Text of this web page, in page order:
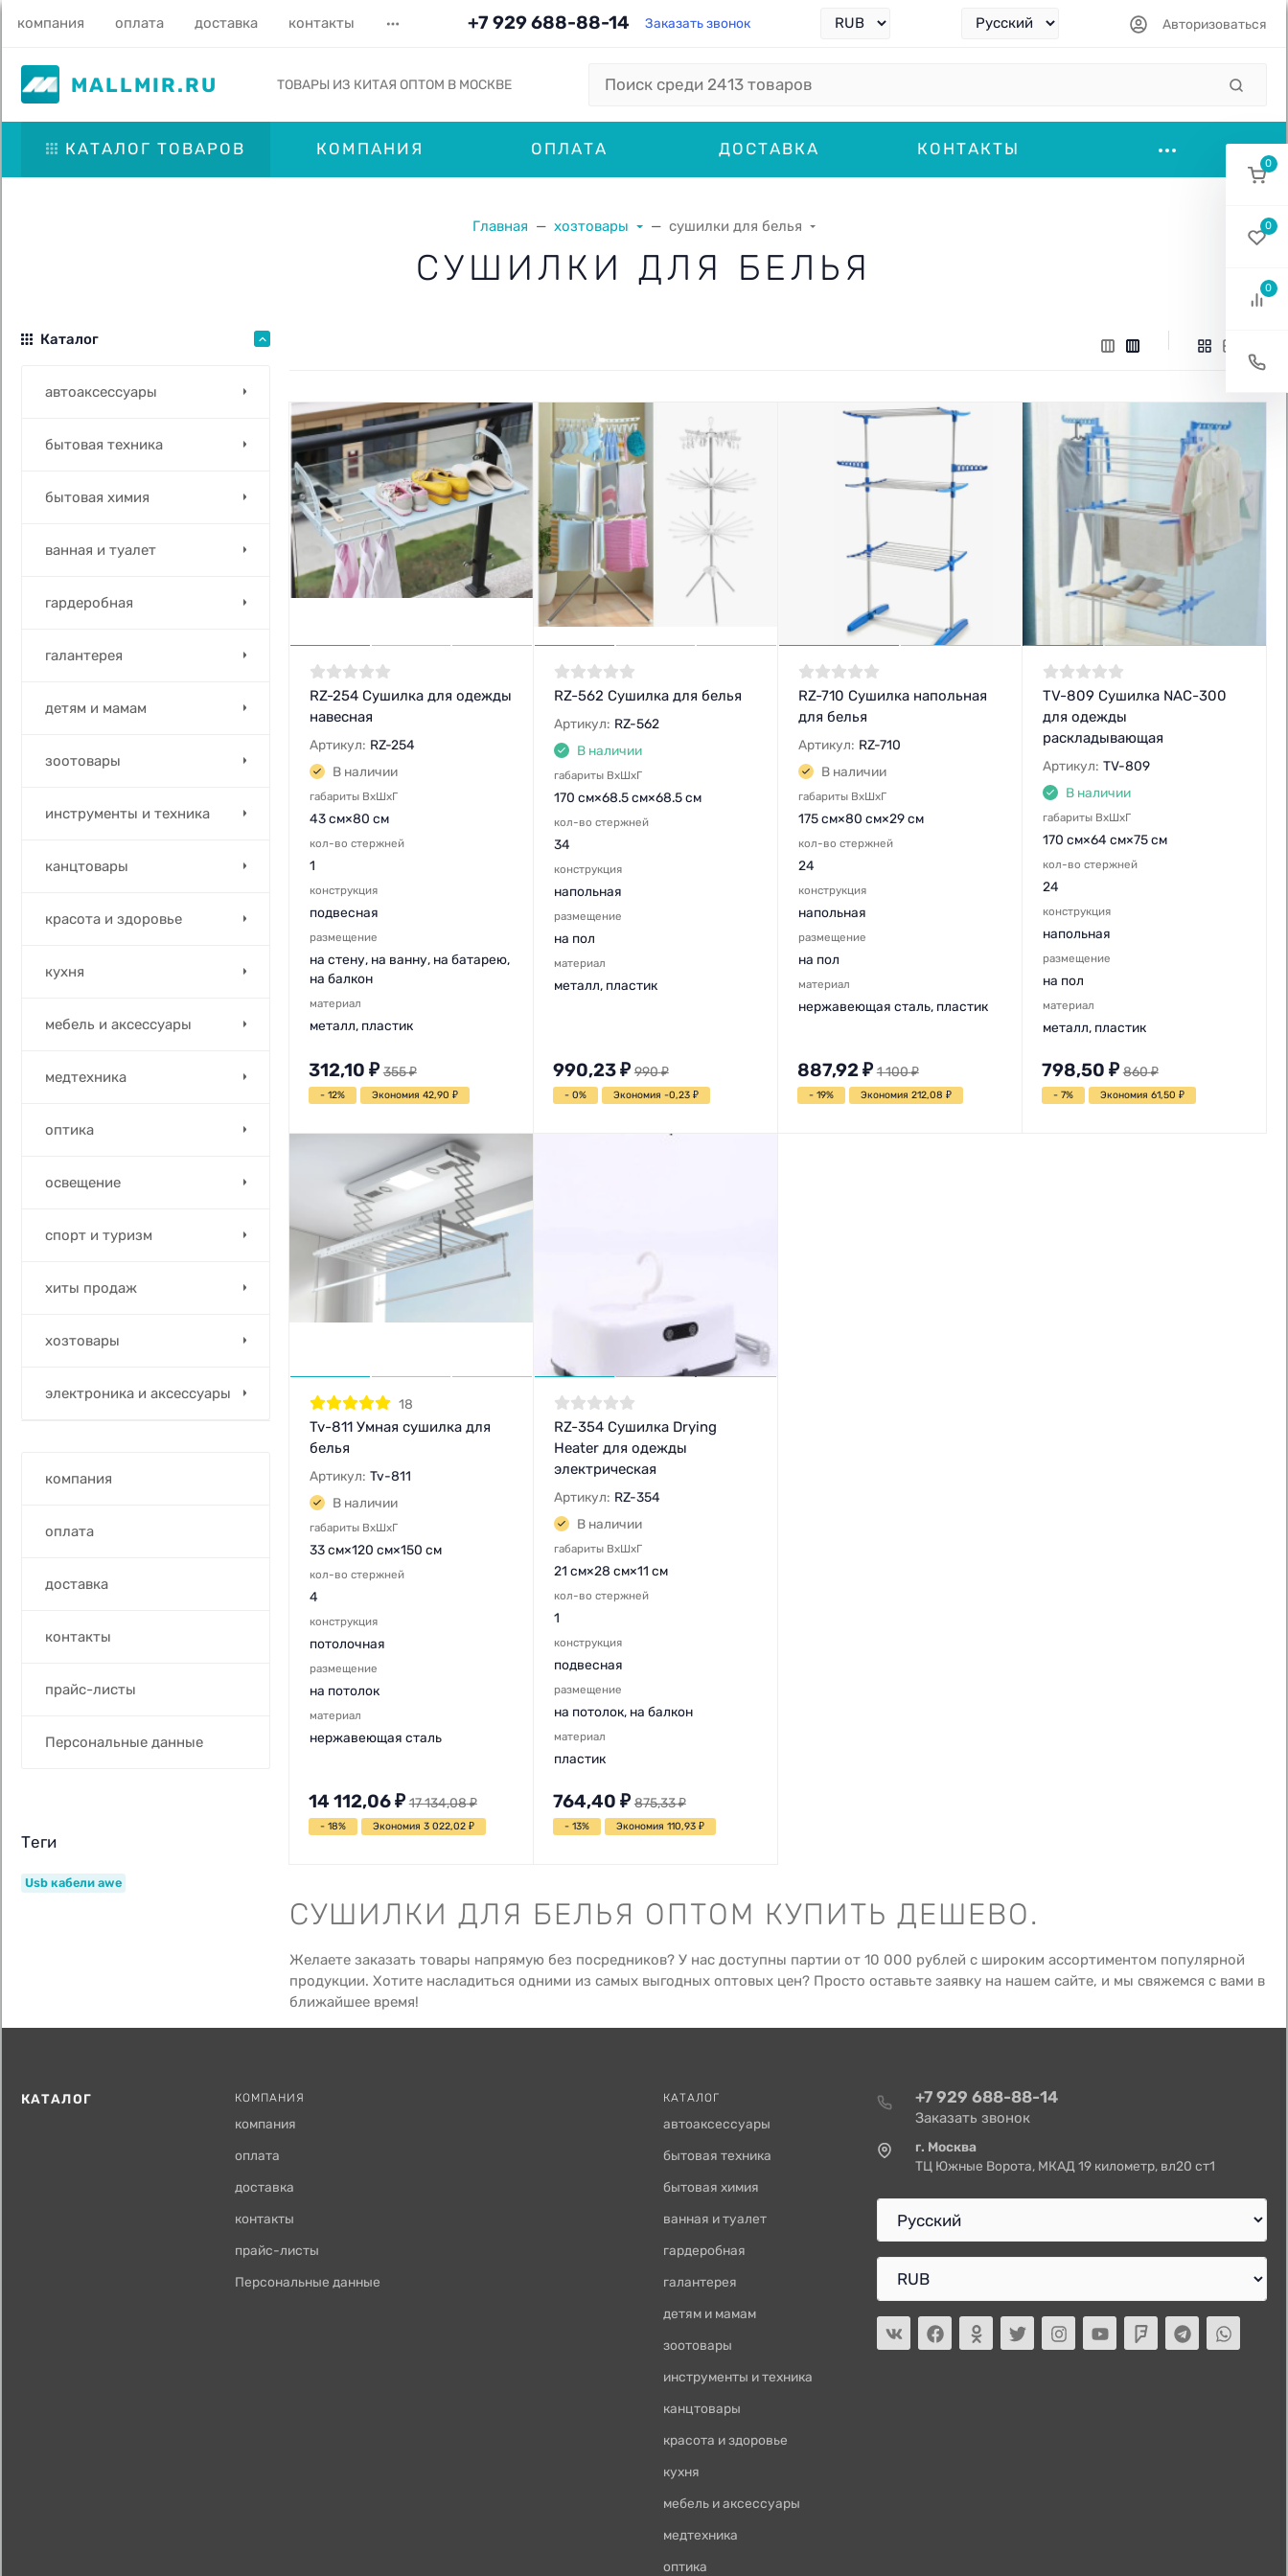
компания оплата доставка контакты +7 929 688-88-14 Заказать звонок Авторизоваться
MALLMIR.RU ТОВАРЫ ИЗ КИТАЯ ОПТОМ В МОСКВЕ
КАТАЛОГ ТОВАРОВ КОМПАНИЯ ОПЛАТА ДОСТАВКА КОНТАКТЫ
Главная хозтовары сушилки для белья
СУШИЛКИ ДЛЯ БЕЛЬЯ
Каталог
автоаксессуары
бытовая техника
бытовая химия
ванная и туалет
гардеробная
галантерея
детям и мамам
зоотовары
инструменты и техника
канцтовары
красота и здоровье
кухня
мебель и аксессуары
медтехника
оптика
освещение
спорт и туризм
хиты продаж
хозтовары
электроника и аксессуары
компания
оплата
доставка
контакты
прайс-листы
Персональные данные
Теги
Usb кабели awe
RZ-254 Сушилка для одежды
навесная
Артикул: RZ-254
В наличии
габариты ВхШхГ
43 см×80 см
кол-во стержней
1
конструкция
подвесная
размещение
на стену, на ванну, на батарею,
на балкон
материал
металл, пластик
312,10 ₽ 355₽
- 12% Экономия 42,90 ₽
RZ-562 Сушилка для белья
Артикул: RZ-562
В наличии
габариты ВхШхГ
170 см×68.5 см×68.5 см
кол-во стержней
34
конструкция
напольная
размещение
на пол
материал
металл, пластик
990,23₽ 990₽
- 0% Экономия -0,23 ₽
RZ-710 Сушилка напольная
для белья
Артикул: RZ-710
В наличии
габариты ВхШхГ
175 см×80 см×29 см
кол-во стержней
24
конструкция
напольная
размещение
на пол
материал
нержавеющая сталь, пластик
887,92₽ 1 100₽
- 19% Экономия 212,08 ₽
TV-809 Сушилка NAC-300
для одежды
раскладывающая
Артикул: TV-809
В наличии
габариты ВхШхГ
170 см×64 см×75 см
кол-во стержней
24
конструкция
напольная
размещение
на пол
материал
металл, пластик
798,50 ₽ 860₽
- 7% Экономия 61,50 ₽
18
Tv-811 Умная сушилка для
белья
Артикул: Tv-811
В наличии
габариты ВхШхГ
33 см×120 см×150 см
кол-во стержней
4
конструкция
потолочная
размещение
на потолок
материал
нержавеющая сталь
14 112,06₽ 17 134,08₽
- 18% Экономия 3 022,02 ₽
RZ-354 Сушилка Drying
Heater для одежды
электрическая
Артикул: RZ-354
В наличии
габариты ВхШхГ
21 см×28 см×11 см
кол-во стержней
1
конструкция
подвесная
размещение
на потолок, на балкон
материал
пластик
764,40 ₽ 875,33₽
- 13% Экономия 110,93 ₽
СУШИЛКИ ДЛЯ БЕЛЬЯ ОПТОМ КУПИТЬ ДЕШЕВО.
Желаете заказать товары напрямую без посредников? У нас доступны партии от 10 000 рублей с широким ассортиментом популярной
продукции. Хотите насладиться одними из самых выгодных оптовых цен? Просто оставьте заявку на нашем сайте, и мы свяжемся с вами в
ближайшее время!
КАТАЛОГ КОМПАНИЯ
компания
оплата
доставка
контакты
прайс-листы
Персональные данные
КАТАЛОГ
автоаксессуары
бытовая техника
бытовая химия
ванная и туалет
гардеробная
галантерея
детям и мамам
зоотовары
инструменты и техника
канцтовары
красота и здоровье
кухня
мебель и аксессуары
медтехника
оптика
+7 929 688-88-14
Заказать звонок
г. Москва
ТЦ Южные Ворота, МКАД 19 километр, вл20 ст1
0
0
0